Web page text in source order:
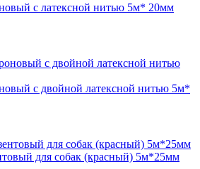
с латексной нитью 5м* 20мм
с двойной латексной нитью 5м*
для собак (красный) 5м*25мм